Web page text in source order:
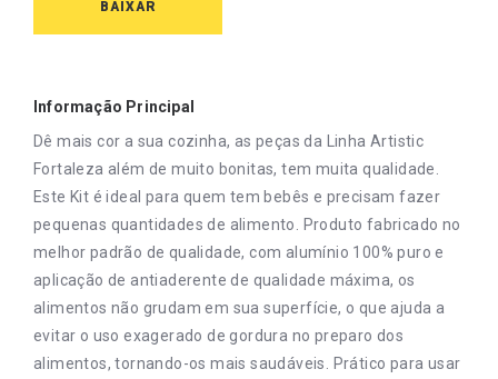
BAIXAR
Informação Principal
Dê mais cor a sua cozinha, as peças da Linha Artistic
Fortaleza além de muito bonitas, tem muita qualidade.
Este Kit é ideal para quem tem bebês e precisam fazer
pequenas quantidades de alimento. Produto fabricado no
melhor padrão de qualidade, com alumínio 100% puro e
aplicação de antiaderente de qualidade máxima, os
alimentos não grudam em sua superfície, o que ajuda a
evitar o uso exagerado de gordura no preparo dos
alimentos, tornando-os mais saudáveis. Prático para usar